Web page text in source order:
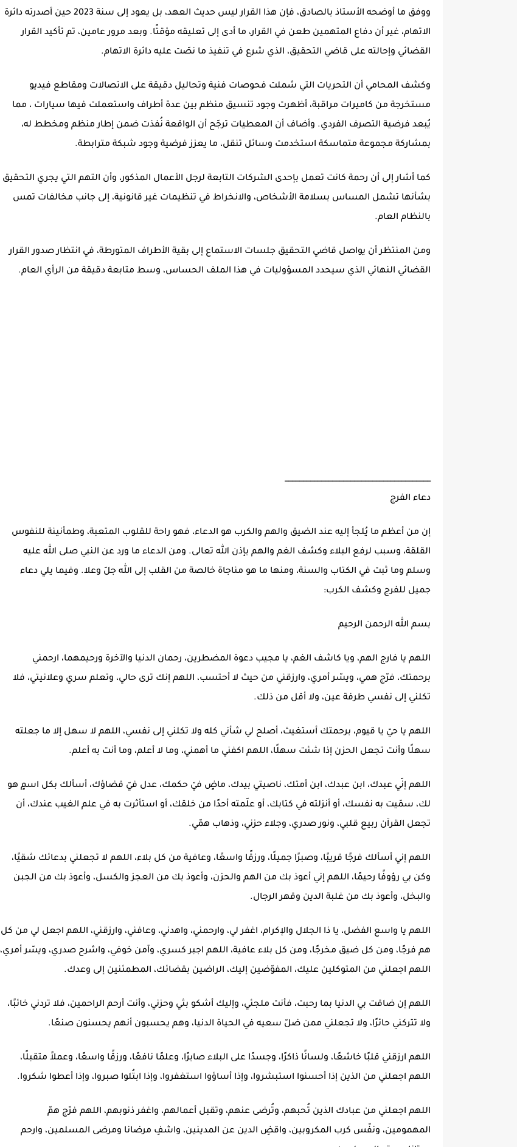
ووفق ما أوضحه الأستاذ بالصادق، فإن هذا القرار ليس حديث العهد، بل يعود إلى سنة 2023 حين أصدرته دائرة
الاتهام، غير أن دفاع المتهمين طعن في القرار، ما أدى إلى تعليقه مؤقتًا. وبعد مرور عامين، تم تأكيد القرار
القضائي وإحالته على قاضي التحقيق، الذي شرع في تنفيذ ما نصّت عليه دائرة الاتهام.
وكشف المحامي أن التحريات التي شملت فحوصات فنية وتحاليل دقيقة على الاتصالات ومقاطع فيديو
مستخرجة من كاميرات مراقبة، أظهرت وجود تنسيق منظم بين عدة أطراف واستعملت فيها سيارات ، مما
يُبعد فرضية التصرف الفردي. وأضاف أن المعطيات ترجّح أن الواقعة نُفذت ضمن إطار منظم ومخطط له،
بمشاركة مجموعة متماسكة استخدمت وسائل تنقل، ما يعزز فرضية وجود شبكة مترابطة.
كما أشار إلى أن رحمة كانت تعمل بإحدى الشركات التابعة لرجل الأعمال المذكور، وأن التهم التي يجري التحقيق
بشأنها تشمل المساس بسلامة الأشخاص، والانخراط في تنظيمات غير قانونية، إلى جانب مخالفات تمس
بالنظام العام.
ومن المنتظر أن يواصل قاضي التحقيق جلسات الاستماع إلى بقية الأطراف المتورطة، في انتظار صدور القرار
القضائي النهائي الذي سيحدد المسؤوليات في هذا الملف الحساس، وسط متابعة دقيقة من الرأي العام.
________________________________________
دعاء الفرج
إن من أعظم ما يُلجأ إليه عند الضيق والهم والكرب هو الدعاء، فهو راحة للقلوب المتعبة، وطمأنينة للنفوس
القلقة، وسبب لرفع البلاء وكشف الغم والهم بإذن الله تعالى. ومن الدعاء ما ورد عن النبي صلى الله عليه
وسلم وما ثبت في الكتاب والسنة، ومنها ما هو مناجاة خالصة من القلب إلى الله جلّ وعلا. وفيما يلي دعاء
جميل للفرج وكشف الكرب:
بسم الله الرحمن الرحيم
اللهم يا فارج الهم، ويا كاشف الغم، يا مجيب دعوة المضطرين، رحمان الدنيا والآخرة ورحيمهما، ارحمني
برحمتك، فرّج همي، ويسّر أمري، وارزقني من حيث لا أحتسب، اللهم إنك ترى حالي، وتعلم سري وعلانيتي، فلا
تكلني إلى نفسي طرفة عين، ولا أقل من ذلك.
اللهم يا حيّ يا قيوم، برحمتك أستغيث، أصلح لي شأني كله ولا تكلني إلى نفسي، اللهم لا سهل إلا ما جعلته
سهلًا وأنت تجعل الحزن إذا شئت سهلًا، اللهم اكفني ما أهمني، وما لا أعلم، وما أنت به أعلم.
اللهم إنّي عبدك، ابن عبدك، ابن أمتك، ناصيتي بيدك، ماضٍ فيّ حكمك، عدل فيّ قضاؤك، أسألك بكل اسمٍ هو
لك، سمّيت به نفسك، أو أنزلته في كتابك، أو علّمته أحدًا من خلقك، أو استأثرت به في علم الغيب عندك، أن
تجعل القرآن ربيع قلبي، ونور صدري، وجلاء حزني، وذهاب همّي.
اللهم إني أسألك فرجًا قريبًا، وصبرًا جميلًا، ورزقًا واسعًا، وعافية من كل بلاء، اللهم لا تجعلني بدعائك شقيًا،
وكن بي رؤوفًا رحيمًا، اللهم إني أعوذ بك من الهم والحزن، وأعوذ بك من العجز والكسل، وأعوذ بك من الجبن
والبخل، وأعوذ بك من غلبة الدين وقهر الرجال.
اللهم يا واسع الفضل، يا ذا الجلال والإكرام، اغفر لي، وارحمني، واهدني، وعافني، وارزقني، اللهم اجعل لي من كل
هم فرجًا، ومن كل ضيق مخرجًا، ومن كل بلاء عافية، اللهم اجبر كسري، وآمن خوفي، واشرح صدري، ويسّر أمري،
اللهم اجعلني من المتوكلين عليك، المفوّضين إليك، الراضين بقضائك، المطمئنين إلى وعدك.
اللهم إن ضاقت بي الدنيا بما رحبت، فأنت ملجئي، وإليك أشكو بثي وحزني، وأنت أرحم الراحمين، فلا تردني خائبًا،
ولا تتركني حائرًا، ولا تجعلني ممن ضلّ سعيه في الحياة الدنيا، وهم يحسبون أنهم يحسنون صنعًا.
اللهم ارزقني قلبًا خاشعًا، ولسانًا ذاكرًا، وجسدًا على البلاء صابرًا، وعلمًا نافعًا، ورزقًا واسعًا، وعملاً متقبلًا،
اللهم اجعلني من الذين إذا أحسنوا استبشروا، وإذا أساؤوا استغفروا، وإذا ابتُلوا صبروا، وإذا أعطوا شكروا.
اللهم اجعلني من عبادك الذين تُحبهم، وتُرضى عنهم، وتقبل أعمالهم، واغفر ذنوبهم، اللهم فرّج همّ
المهمومين، ونفّس كرب المكروبين، واقضِ الدين عن المدينين، واشفِ مرضانا ومرضى المسلمين، وارحم